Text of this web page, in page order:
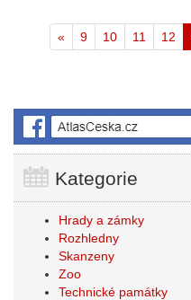
« 9 10 11 12
Kategorie
Hrady a zámky
Rozhledny
Skanzeny
Zoo
Technické památky